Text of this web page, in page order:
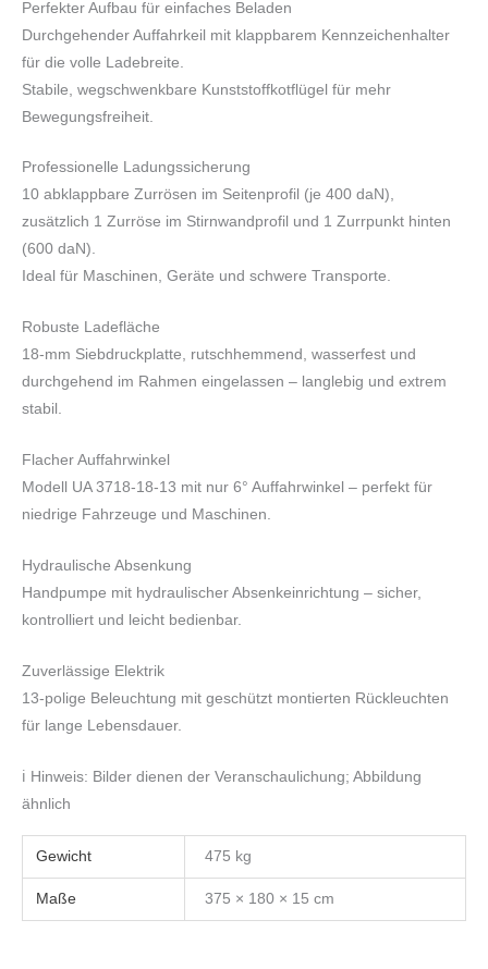
Perfekter Aufbau für einfaches Beladen
Durchgehender Auffahrkeil mit klappbarem Kennzeichenhalter
für die volle Ladebreite.
Stabile, wegschwenkbare Kunststoffkotflügel für mehr
Bewegungsfreiheit.
Professionelle Ladungssicherung
10 abklappbare Zurrösen im Seitenprofil (je 400 daN),
zusätzlich 1 Zurröse im Stirnwandprofil und 1 Zurrpunkt hinten
(600 daN).
Ideal für Maschinen, Geräte und schwere Transporte.
Robuste Ladefläche
18-mm Siebdruckplatte, rutschhemmend, wasserfest und
durchgehend im Rahmen eingelassen – langlebig und extrem
stabil.
Flacher Auffahrwinkel
Modell UA 3718-18-13 mit nur 6° Auffahrwinkel – perfekt für
niedrige Fahrzeuge und Maschinen.
Hydraulische Absenkung
Handpumpe mit hydraulischer Absenkeinrichtung – sicher,
kontrolliert und leicht bedienbar.
Zuverlässige Elektrik
13-polige Beleuchtung mit geschützt montierten Rückleuchten
für lange Lebensdauer.
ℹ️ Hinweis: Bilder dienen der Veranschaulichung; Abbildung
ähnlich
Gewicht 475 kg
Maße 375 × 180 × 15 cm